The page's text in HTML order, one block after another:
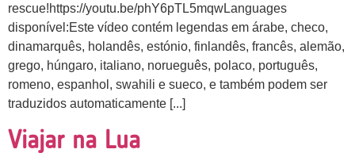
rescue!https://youtu.be/phY6pTL5mqwLanguages
disponível:Este vídeo contém legendas em árabe, checo,
dinamarquês, holandês, estónio, finlandês, francês, alemão,
grego, húngaro, italiano, norueguês, polaco, português,
romeno, espanhol, swahili e sueco, e também podem ser
traduzidos automaticamente [...]
Viajar na Lua